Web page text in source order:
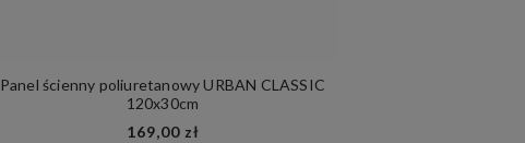
Panel ścienny poliuretanowy URBAN CLASSIC
120x30cm
169,00 zł